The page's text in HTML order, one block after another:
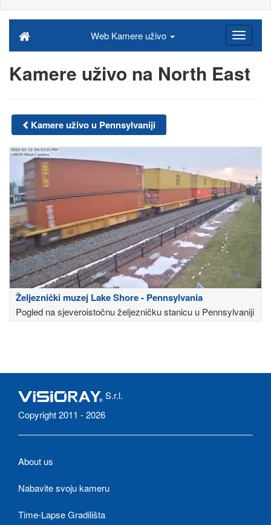
Web Kamere uživo
Kamere uživo na North East
Kamere uživo u Pennsylvaniji
Željeznički muzej Lake Shore - Pennsylvania
Pogled na sjeveroistočnu željezničku stanicu u Pennsylvaniji
S.r.l.
Copyright 2011 - 2026
About us
Nabavite svoju kameru
Time-Lapse Gradilišta